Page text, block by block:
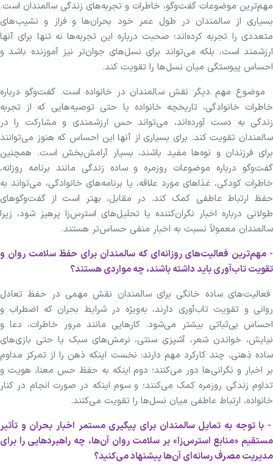
مهم‌ترین موضوعات گفت‌و‌گو، خاطرات و تجربه‌های زندگی سالمندان است.
بسیاری از سالمندان در طول عمر خود بحران‌ها و فراز و نشیب‌های
متعددی را تجربه کرده‌اند؛ صحبت درباره این تجربه‌ها نه تنها برای آنها
ارزشمند است، بلکه می‌تواند برای نسل‌های جوان‌تر نیز آموزنده باشد و
احساس پیوستگی میان نسل‌ها را تقویت کند.
موضوع مهم دیگر نقش سالمندان در خانواده است. گفت‌و‌گو درباره
خاطرات خانوادگی، تاریخچه خانواده یا حتی توصیه‌هایی که از تجربه
زندگی به دست آورده‌اند، می‌تواند حس ارزشمندی و مشارکت را در
سالمندان تقویت کند. برای بسیاری از آنها این احساس که هنوز می‌توانند
برای فرزندان و نوه‌ها مفید باشند، بسیار آرامش‌بخش است. همچنین
گفت‌و‌گو درباره موضوعات روزمره و ساده زندگی مانند برنامه روزانه،
خاطرات کودکی، غذا‌های مورد علاقه، یا برنامه‌های خانوادگی، می‌تواند به
حفظ ارتباط عاطفی کمک کند. در مقابل، بهتر است از گفت‌و‌گو‌های
طولانی درباره اخبار نگران‌کننده یا تحلیل‌های استرس‌زا پرهیز شود، زیرا
سالمندان معمولاً نسبت به اخبار منفی حساس‌تر هستند.
- مهم‌ترین فعالیت‌های روزانه‌ای که سالمندان برای حفظ سلامت روان و
تقویت تاب‌آوری باید داشته باشند، چه مواردی هستند؟
فعالیت‌های ساده خانگی برای سالمندان نقش مهمی در حفظ تعادل
روانی و تقویت تاب‌آوری دارند، به‌ویژه در شرایط بحران که اضطراب و
احساس بی‌ثباتی بیشتر می‌شود. کار‌هایی مانند مرور خاطرات، دعا و
نیایش، خواندن شعر، آشپزی سنتی، نرمش‌های سبک یا حتی بازی‌های
ساده ذهنی، چند کارکرد مهم دارند: نخست اینکه ذهن را از تمرکز مداوم
بر اخبار و نگرانی‌ها دور می‌کنند؛ دوم اینکه به حفظ حس معنا، هویت و
تداوم زندگی روزمره کمک می‌کنند؛ و سوم اینکه در صورت انجام در کنار
خانواده، ارتباط عاطفی میان نسل‌ها را تقویت می‌کنند.
- با توجه به تمایل سالمندان برای پیگیری مستمر اخبار بحران و تأثیر
مستقیم «منابع استرس‌زا» بر سلامت روان آن‌ها، چه راهبردهایی را برای
مدیریت مصرف رسانه‌ای آن‌ها پیشنهاد می‌کنید؟